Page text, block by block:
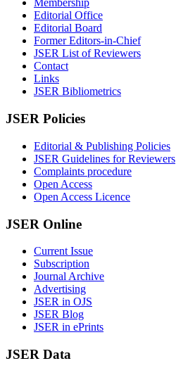
Membership
Editorial Office
Editorial Board
Former Editors-in-Chief
JSER List of Reviewers
Contact
Links
JSER Bibliometrics
JSER Policies
Editorial & Publishing Policies
JSER Guidelines for Reviewers
Complaints procedure
Open Access
Open Access Licence
JSER Online
Current Issue
Subscription
Journal Archive
Advertising
JSER in OJS
JSER Blog
JSER in ePrints
JSER Data